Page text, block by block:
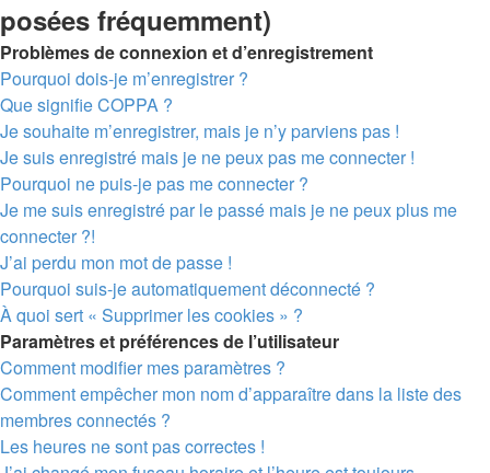
posées fréquemment)
Problèmes de connexion et d’enregistrement
Pourquoi dois-je m’enregistrer ?
Que signifie COPPA ?
Je souhaite m’enregistrer, mais je n’y parviens pas !
Je suis enregistré mais je ne peux pas me connecter !
Pourquoi ne puis-je pas me connecter ?
Je me suis enregistré par le passé mais je ne peux plus me
connecter ?!
J’ai perdu mon mot de passe !
Pourquoi suis-je automatiquement déconnecté ?
À quoi sert « Supprimer les cookies » ?
Paramètres et préférences de l’utilisateur
Comment modifier mes paramètres ?
Comment empêcher mon nom d’apparaître dans la liste des
membres connectés ?
Les heures ne sont pas correctes !